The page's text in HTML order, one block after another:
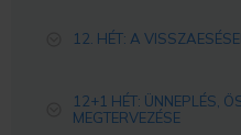
12. HÉT: A
12+1 HÉT: ÜNNEPLÉS,
MEGTERVEZÉSE